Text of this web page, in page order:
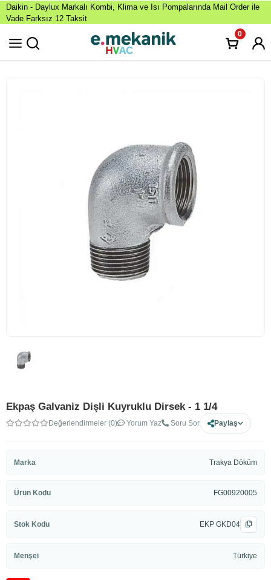
Daikin - Daylux Markalı Kombi, Klima ve Isı Pompalarında Mail Order ile
Vade Farksız 12 Taksit
0
Ekpaş Galvaniz Dişli Kuyruklu Dirsek - 1 1/4
Değerlendirmeler (0) Yorum Yaz Soru Sor Paylaş
Marka Trakya Döküm
Ürün Kodu FG00920005
Stok Kodu EKP GKD04
Menşei Türkiye